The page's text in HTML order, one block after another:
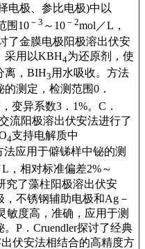
电极、参比电极)中以
围10 －3 ～10 －2mol／L，
了金膜电极阳极溶出伏安
采用以KBH4为还原剂，使
离，BIH3 用水吸收。方法
测定，检测范围0．
，变异系数3．1%。C．
流阳极溶出伏安法进行了
4支持电解质中
法应用于僻锑样中铋的测
L，相对标准偏差2%～
究了藻柱阳极溶出伏安
不锈钢辅助电极和Ag－
敏度高，准确，应用于测
P．Cruendler探讨了经典
伏安法相结合的高精度方